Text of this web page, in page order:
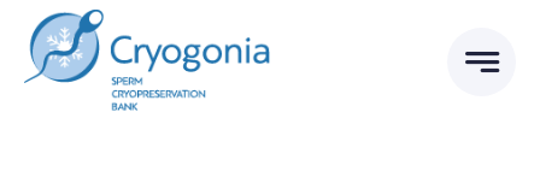
Skip
content